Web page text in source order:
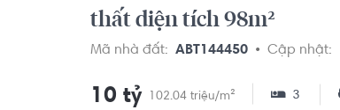
thất diện tích 98m²
Mã nhà đất: ABT144450 Cập nhật:
10 tỷ 102.04 triệu/m² 3